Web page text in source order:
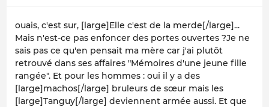
ouais, c'est sur, [large]Elle c'est de la merde[/large]...
Mais n'est-ce pas enfoncer des portes ouvertes ?Je ne
sais pas ce qu'en pensait ma mère car j'ai plutôt
retrouvé dans ses affaires "Mémoires d'une jeune fille
rangée". Et pour les hommes : oui il y a des
[large]machos[/large] bruleurs de sœur mais les
[large]Tanguy[/large] deviennent armée aussi. Et que